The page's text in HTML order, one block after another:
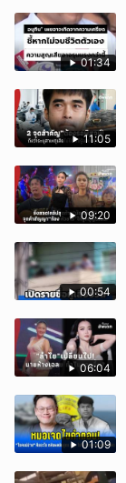
01:34
11:05
09:20
00:54
06:04
01:09